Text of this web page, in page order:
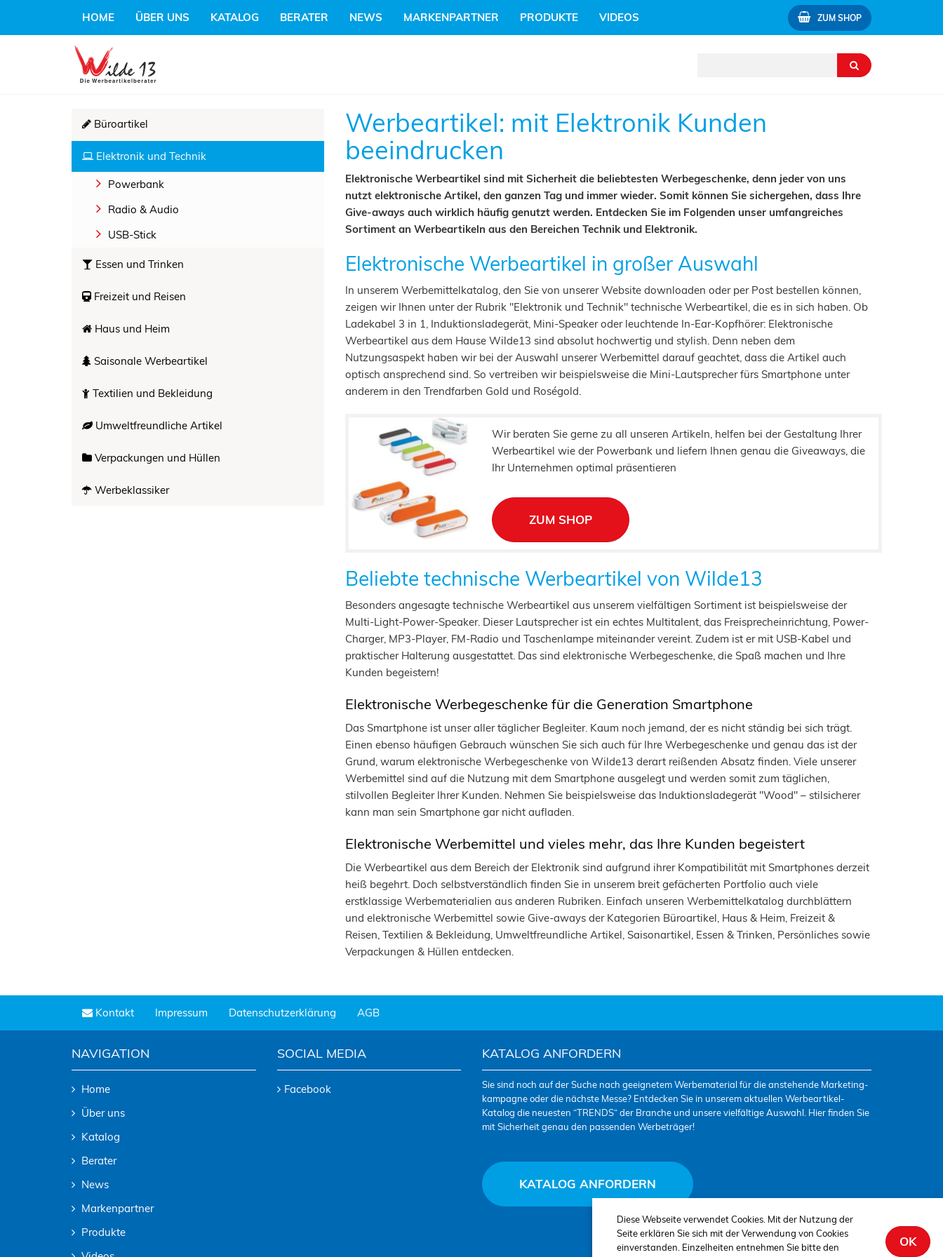
HOME ÜBER UNS KATALOG BERATER NEWS MARKENPARTNER PRODUKTE VIDEOS ZUM SHOP
Büroartikel
Elektronik und Technik(Standort)
Powerbank
Radio & Audio
USB-Stick
Essen und Trinken
Freizeit und Reisen
Haus und Heim
Saisonale Werbeartikel
Textilien und Bekleidung
Umweltfreundliche Artikel
Verpackungen und Hüllen
Werbeklassiker
Werbeartikel: mit Elektronik Kunden
beeindrucken
Elektronische Werbeartikel sind mit Sicherheit die beliebtesten Werbegeschenke, denn jeder von uns
nutzt elektronische Artikel, den ganzen Tag und immer wieder. Somit können Sie sichergehen, dass Ihre
Give-aways auch wirklich häufig genutzt werden. Entdecken Sie im Folgenden unser umfangreiches
Sortiment an Werbeartikeln aus den Bereichen Technik und Elektronik.
Elektronische Werbeartikel in großer Auswahl
In unserem Werbemittelkatalog, den Sie von unserer Website downloaden oder per Post bestellen können,
zeigen wir Ihnen unter der Rubrik "Elektronik und Technik" technische Werbeartikel, die es in sich haben. Ob
Ladekabel 3 in 1, Induktionsladegerät, Mini-Speaker oder leuchtende In-Ear-Kopfhörer: Elektronische
Werbeartikel aus dem Hause Wilde13 sind absolut hochwertig und stylish. Denn neben dem
Nutzungsaspekt haben wir bei der Auswahl unserer Werbemittel darauf geachtet, dass die Artikel auch
optisch ansprechend sind. So vertreiben wir beispielsweise die Mini-Lautsprecher fürs Smartphone unter
anderem in den Trendfarben Gold und Roségold.
Wir beraten Sie gerne zu all unseren Artikeln, helfen bei der Gestaltung Ihrer
Werbeartikel wie der Powerbank und liefern Ihnen genau die Giveaways, die
Ihr Unternehmen optimal präsentieren
ZUM SHOP
Beliebte technische Werbeartikel von Wilde13
Besonders angesagte technische Werbeartikel aus unserem vielfältigen Sortiment ist beispielsweise der
Multi-Light-Power-Speaker. Dieser Lautsprecher ist ein echtes Multitalent, das Freisprecheinrichtung, Power-
Charger, MP3-Player, FM-Radio und Taschenlampe miteinander vereint. Zudem ist er mit USB-Kabel und
praktischer Halterung ausgestattet. Das sind elektronische Werbegeschenke, die Spaß machen und Ihre
Kunden begeistern!
Elektronische Werbegeschenke für die Generation Smartphone
Das Smartphone ist unser aller täglicher Begleiter. Kaum noch jemand, der es nicht ständig bei sich trägt.
Einen ebenso häufigen Gebrauch wünschen Sie sich auch für Ihre Werbegeschenke und genau das ist der
Grund, warum elektronische Werbegeschenke von Wilde13 derart reißenden Absatz finden. Viele unserer
Werbemittel sind auf die Nutzung mit dem Smartphone ausgelegt und werden somit zum täglichen,
stilvollen Begleiter Ihrer Kunden. Nehmen Sie beispielsweise das Induktionsladegerät "Wood" – stilsicherer
kann man sein Smartphone gar nicht aufladen.
Elektronische Werbemittel und vieles mehr, das Ihre Kunden begeistert
Die Werbeartikel aus dem Bereich der Elektronik sind aufgrund ihrer Kompatibilität mit Smartphones derzeit
heiß begehrt. Doch selbstverständlich finden Sie in unserem breit gefächerten Portfolio auch viele
erstklassige Werbematerialien aus anderen Rubriken. Einfach unseren Werbemittelkatalog durchblättern
und elektronische Werbemittel sowie Give-aways der Kategorien Büroartikel, Haus & Heim, Freizeit &
Reisen, Textilien & Bekleidung, Umweltfreundliche Artikel, Saisonartikel, Essen & Trinken, Persönliches sowie
Verpackungen & Hüllen entdecken.
Kontakt Impressum Datenschutzerklärung AGB
NAVIGATION
Home
Über uns
Katalog
Berater
News
Markenpartner
Produkte
SOCIAL MEDIA
Facebook
KATALOG ANFORDERN
Sie sind noch auf der Suche nach geeignetem Werbematerial für die anstehende Marketing-
kampagne oder die nächste Messe? Entdecken Sie in unserem aktuellen Werbeartikel-
Katalog die neuesten “TRENDS“ der Branche und unsere vielfältige Auswahl. Hier finden Sie
mit Sicherheit genau den passenden Werbeträger!
KATALOG ANFORDERN
Diese Webseite verwendet Cookies. Mit der Nutzung der
Seite erklären Sie sich mit der Verwendung von Cookies
einverstanden. Einzelheiten entnehmen Sie bitte den
OK